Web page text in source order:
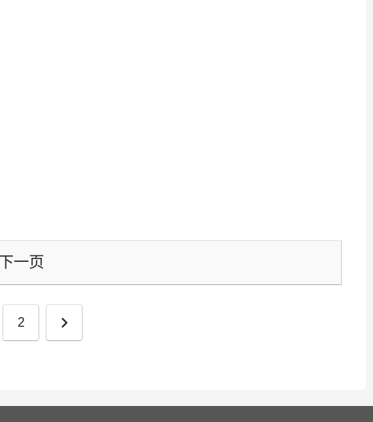
一页
2 下